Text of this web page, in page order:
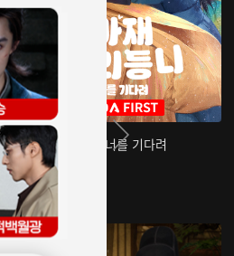
아재저리등니 : 너를 기다려